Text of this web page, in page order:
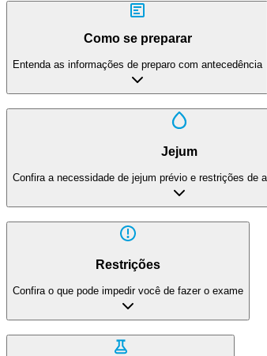
Como se preparar
Entenda as informações de preparo com antecedência
Jejum
Confira a necessidade de jejum prévio e restrições de
Restrições
Confira o que pode impedir você de fazer o exame